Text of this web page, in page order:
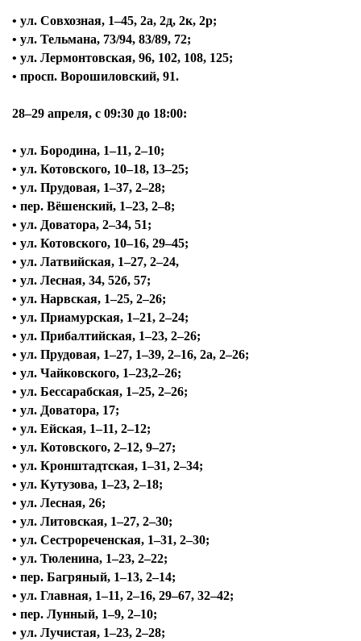
• ул. Совхозная, 1–45, 2а, 2д, 2к, 2р;
• ул. Тельмана, 73/94, 83/89, 72;
• ул. Лермонтовская, 96, 102, 108, 125;
• просп. Ворошиловский, 91.
28–29 апреля, с 09:30 до 18:00:
• ул. Бородина, 1–11, 2–10;
• ул. Котовского, 10–18, 13–25;
• ул. Прудовая, 1–37, 2–28;
• пер. Вёшенский, 1–23, 2–8;
• ул. Доватора, 2–34, 51;
• ул. Котовского, 10–16, 29–45;
• ул. Латвийская, 1–27, 2–24,
• ул. Лесная, 34, 52б, 57;
• ул. Нарвская, 1–25, 2–26;
• ул. Приамурская, 1–21, 2–24;
• ул. Прибалтийская, 1–23, 2–26;
• ул. Прудовая, 1–27, 1–39, 2–16, 2а, 2–26;
• ул. Чайковского, 1–23,2–26;
• ул. Бессарабская, 1–25, 2–26;
• ул. Доватора, 17;
• ул. Ейская, 1–11, 2–12;
• ул. Котовского, 2–12, 9–27;
• ул. Кронштадтская, 1–31, 2–34;
• ул. Кутузова, 1–23, 2–18;
• ул. Лесная, 26;
• ул. Литовская, 1–27, 2–30;
• ул. Сестрореченская, 1–31, 2–30;
• ул. Тюленина, 1–23, 2–22;
• пер. Багряный, 1–13, 2–14;
• ул. Главная, 1–11, 2–16, 29–67, 32–42;
• пер. Лунный, 1–9, 2–10;
• ул. Лучистая, 1–23, 2–28;